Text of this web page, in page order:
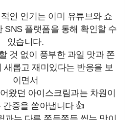
인 인기는 이미 유튜브와 쇼
SNS 플랫폼을 통해 확인할 수
있습니다.
것 없이 풍부한 과일 맛과 쫀
새롭고 재미있다는 반응을 보
이면서
왔던 아이스크림과는 차원이
간증을 쏟아냅니다 👍